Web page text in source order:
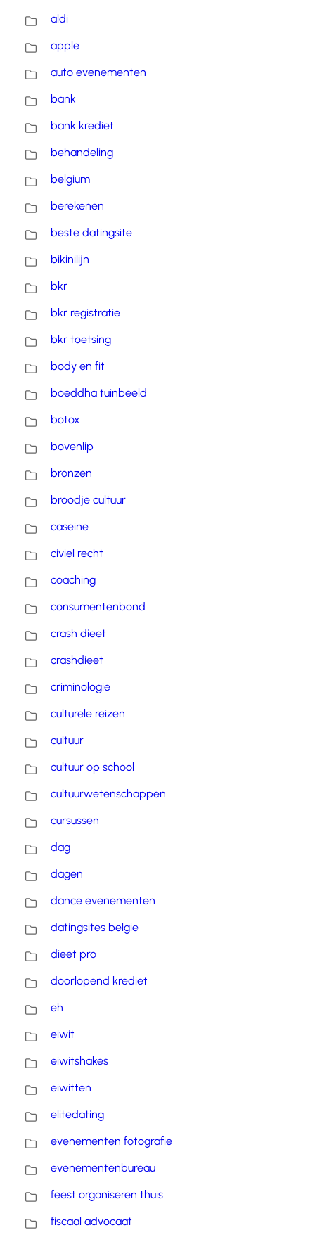
aldi
apple
auto evenementen
bank
bank krediet
behandeling
belgium
berekenen
beste datingsite
bikinilijn
bkr
bkr registratie
bkr toetsing
body en fit
boeddha tuinbeeld
botox
bovenlip
bronzen
broodje cultuur
caseine
civiel recht
coaching
consumentenbond
crash dieet
crashdieet
criminologie
culturele reizen
cultuur
cultuur op school
cultuurwetenschappen
cursussen
dag
dagen
dance evenementen
datingsites belgie
dieet pro
doorlopend krediet
eh
eiwit
eiwitshakes
eiwitten
elitedating
evenementen fotografie
evenementenbureau
feest organiseren thuis
fiscaal advocaat